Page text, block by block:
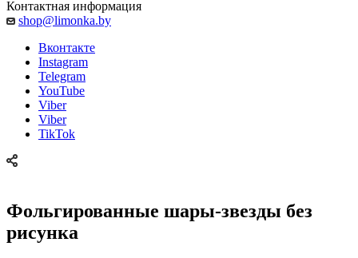
Контактная информация
shop@limonka.by
Вконтакте
Instagram
Telegram
YouTube
Viber
Viber
TikTok
Фольгированные шары-звезды без
рисунка